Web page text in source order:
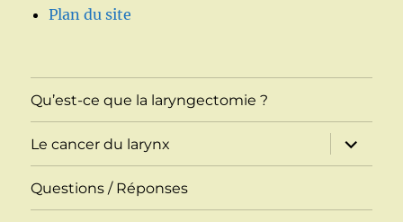
Plan du site
Qu’est-ce que la laryngectomie ?
Le cancer du larynx
ouvrir
le
sous-
Questions / Réponses